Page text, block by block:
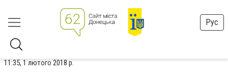
Рус
11:35, 1 лютого 2018 р.